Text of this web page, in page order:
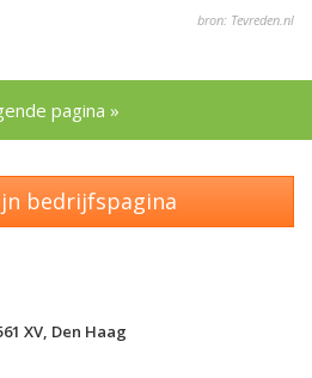
bron: Tevreden.nl
pagina »
bedrijfspagina
XV, Den Haag